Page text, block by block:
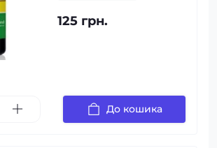
125 грн.
До кошика